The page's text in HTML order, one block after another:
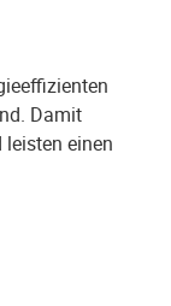
Damit
leisten einen